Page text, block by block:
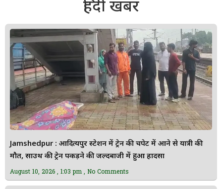
हिंदी खबर
Jamshedpur : आदित्यपुर स्टेशन में ट्रेन की चपेट में आने से यात्री की
मौत, साउथ की ट्रेन पकड़ने की जल्दबाजी में हुआ हादसा
August 10, 2026 1:03 pm No Comments